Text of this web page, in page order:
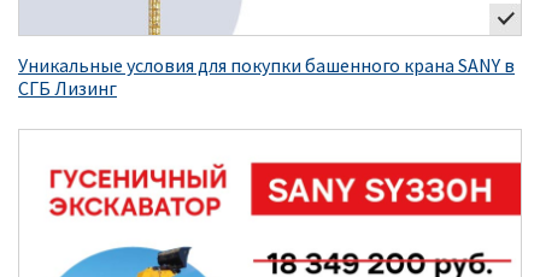
Уникальные условия для покупки башенного крана SANY в
СГБ Лизинг